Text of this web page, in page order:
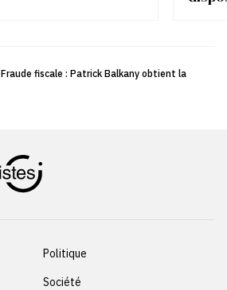
Fraude fiscale : Patrick Balkany obtient la
Politique
Société